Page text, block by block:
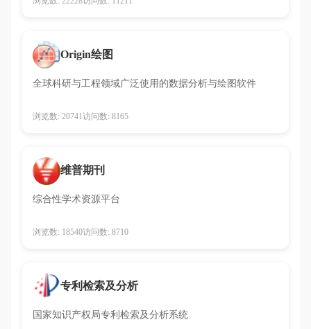
Origin绘图
全球科研与工程领域广泛使用的数据分析与绘图软件
浏览数: 20741访问数: 8165
维普期刊
综合性学术资源平台
浏览数: 18540访问数: 8710
专利检索及分析
国家知识产权局专利检索及分析系统